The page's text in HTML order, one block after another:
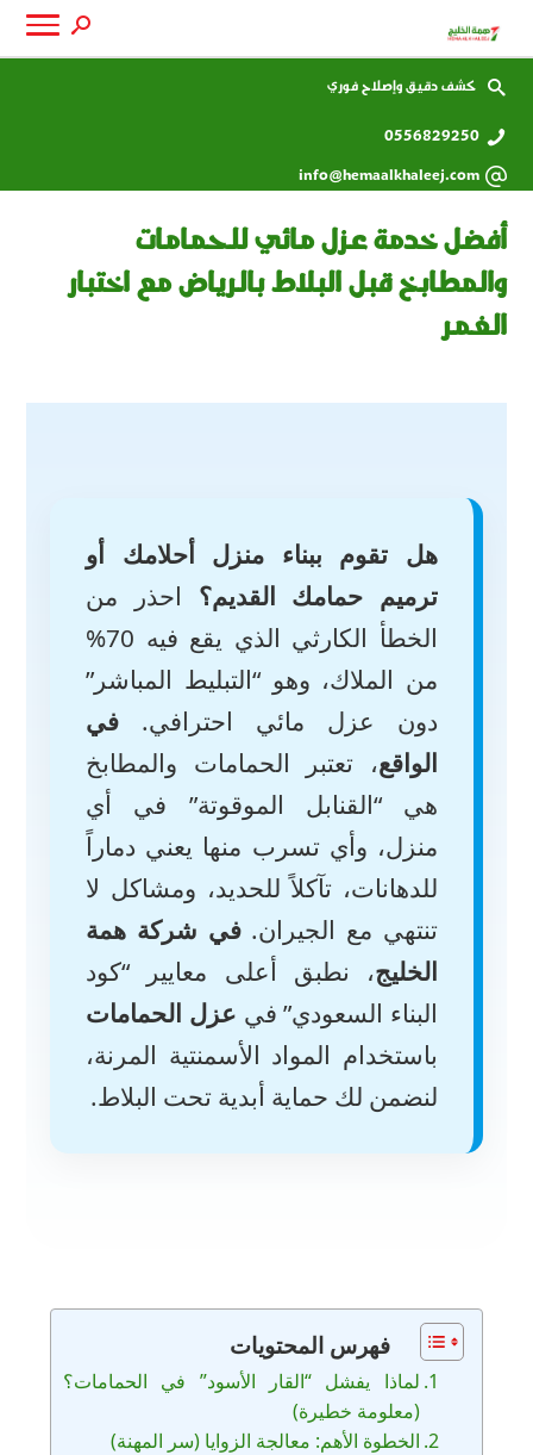
0556829250
info@hemaalkhaleej.com
أفضل خدمة عزل مائي للحمامات
والمطابخ قبل البلاط بالرياض مع اختبار
الغمر
هل تقوم ببناء منزل أحلامك أو
ترميم حمامك القديم؟ احذر من
الخطأ الكارثي الذي يقع فيه 70%
من الملاك، وهو “التبليط المباشر”
دون عزل مائي احترافي. في
الواقع، تعتبر الحمامات والمطابخ
هي “القنابل الموقوتة” في أي
منزل، وأي تسرب منها يعني دماراً
للدهانات، تآكلاً للحديد، ومشاكل لا
تنتهي مع الجيران.في شركة همة
الخليج، نطبق أعلى معايير “كود
البناء السعودي” في عزل الحمامات
باستخدام المواد الأسمنتية المرنة،
لنضمن لك حماية أبدية تحت البلاط.
فهرس المحتويات
لماذا يفشل “القار الأسود” في الحمامات؟
(معلومة خطيرة)
الخطوة الأهم: معالجة الزوايا (سر المهنة)